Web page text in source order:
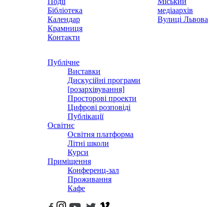
Бібліотека
Календар
Крамниця
Контакти
медіаархів
Вулиці Львова
Публічне
Виставки
Дискусійні програми
[розархівування]
Просторові проекти
Цифрові розповіді
Публікації
Освітнє
Освітня платформа
Літні школи
Курси
Приміщення
Конференц-зал
Проживання
Кафе